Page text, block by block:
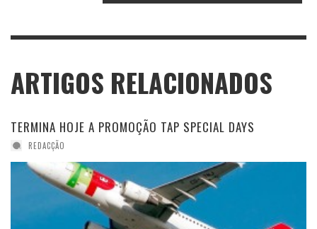
ARTIGOS RELACIONADOS
TERMINA HOJE A PROMOÇÃO TAP SPECIAL DAYS
REDACÇÃO